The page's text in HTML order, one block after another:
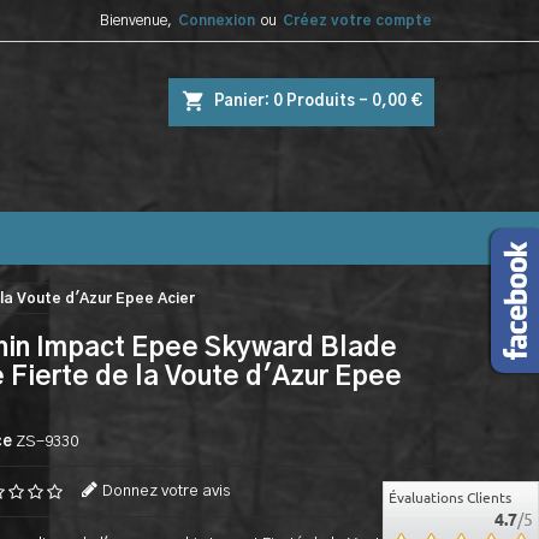
Bienvenue, Connexion ou Créez votre compte
shopping_cart Panier: 0 Produits - 0,00 €
Voute d'Azur Epee Acier
Impact Epee Skyward Blade
Fierte de la Voute d'Azur Epee
ZS-9330
Donnez votre avis Évaluations Clients
4.7/5